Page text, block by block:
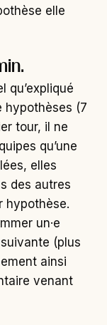
elle
qu’expliqué
hypothèses (7
tour, il ne
qu’une
elles
des autres
hypothèse.
un·e
(plus
ainsi
venant